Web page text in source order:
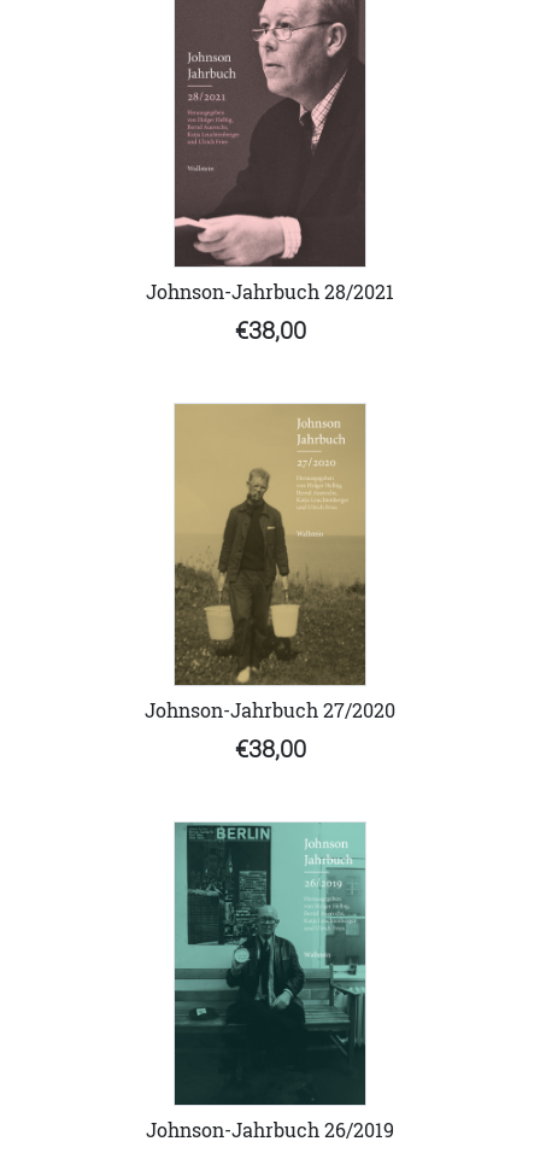
Johnson-Jahrbuch 28/2021
€38,00
Johnson-Jahrbuch 27/2020
€38,00
Johnson-Jahrbuch 26/2019